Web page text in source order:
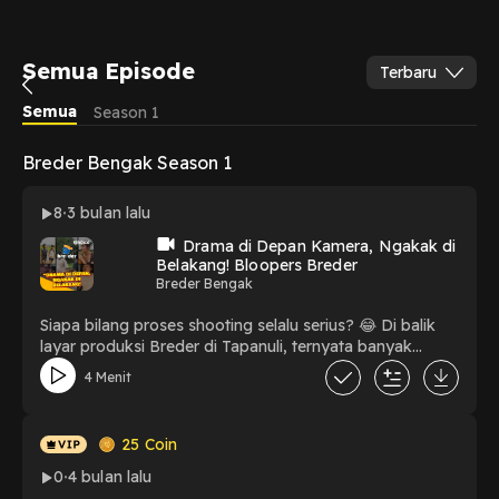
Semua Episode
Terbaru
Semua
Season 1
Breder Bengak Season 1
8 3 bulan lalu
Drama di Depan Kamera, Ngakak di
Belakang! Bloopers Breder
Breder Bengak
Siapa bilang proses shooting selalu serius? 😂 Di balik
layar produksi Breder di Tapanuli, ternyata banyak
banget momen kocak, gagal fokus, sampai kejadian tak
terduga yang bikin satu set ngakak bareng!Mulai dari
sampai reaksi spontan para talent—semua terangkum di
kompilasi bloopers ini.Konten ini jadi bukti kalau di balik
karya yang rapi, selalu ada cerita seru yang gak kalah
4 Menit
25 Coin
0 4 bulan lalu